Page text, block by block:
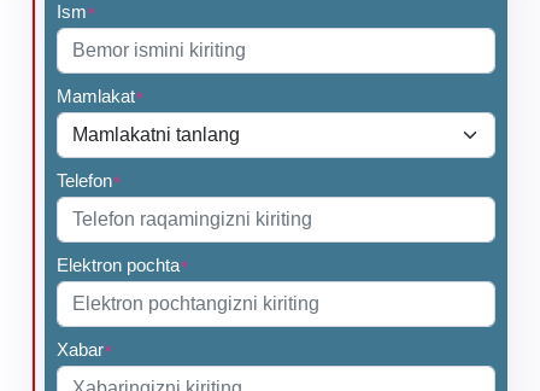
Ism*
Mamlakat*
Telefon*
Elektron pochta*
Xabar*